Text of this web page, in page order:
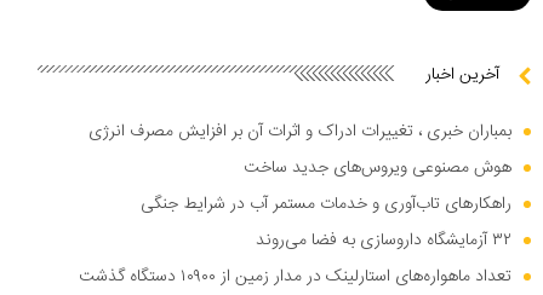
آخرین اخبار
بمباران خبری ، تغییرات ادراک و اثرات آن بر افزایش مصرف انرژی
هوش مصنوعی ویروس‌های جدید ساخت
راهکار‌های تاب‌آوری و خدمات مستمر آب در شرایط جنگی
۳۲ آزمایشگاه داروسازی به فضا می‌روند
تعداد ماهواره‌های استارلینک در مدار زمین از ۱۰۹۰۰ دستگاه گذشت